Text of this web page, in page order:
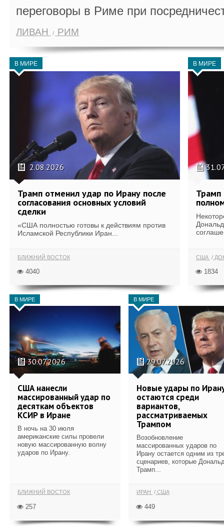
переговоры в Риме при
ЛИВАН РИМ
В МИРЕ
2.08.2026
Трамп отменил удар по Ирану после
согласования основных условий
сделки
«США полностью готовы к действиям против
Исламской Республики Иран...
БЛИЖНИЙ ВОСТОК
4040
В МИРЕ
Трамп
США
1834
В МИРЕ
30.07.2026
США нанесли
массированный удар по
десяткам объектов
КСИР в Иране
В ночь на 30 июля
американские силы провели
новую массированную волну
ударов по Ирану.
БЛИЖНИЙ ВОСТОК
257
В МИРЕ
29.07.2026
Новые удары по
остаются среди
вариантов,
рассматриваемых
Трампом
Возобновление
массированных ударов по
Ирану остается одним из
сценариев, которые
Трамп...
ИРАН США
449